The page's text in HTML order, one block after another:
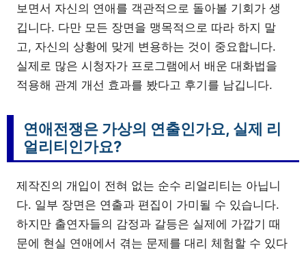
보면서 자신의 연애를 객관적으로 돌아볼 기회가 생
깁니다. 다만 모든 장면을 맹목적으로 따라 하지 말
고, 자신의 상황에 맞게 변용하는 것이 중요합니다.
실제로 많은 시청자가 프로그램에서 배운 대화법을
적용해 관계 개선 효과를 봤다고 후기를 남깁니다.
연애전쟁은 가상의 연출인가요, 실제 리
얼리티인가요?
제작진의 개입이 전혀 없는 순수 리얼리티는 아닙니
다. 일부 장면은 연출과 편집이 가미될 수 있습니다.
하지만 출연자들의 감정과 갈등은 실제에 가깝기 때
문에 현실 연애에서 겪는 문제를 대리 체험할 수 있다